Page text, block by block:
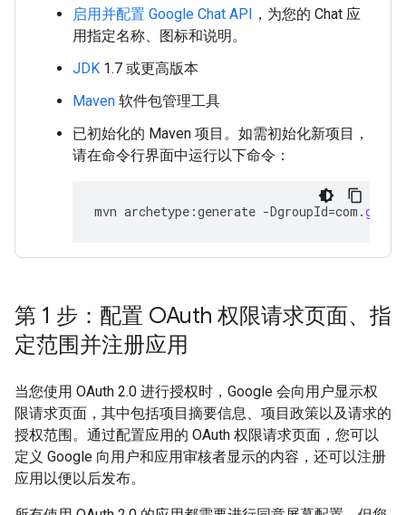
启用并配置 Google Chat API ，为您的 Chat 应
用指定名称、图标和说明。
JDK 1.7 或更高版本
Maven 软件包管理工具
已初始化的 Maven 项目。如需初始化新项目，
请在命令行界面中运行以下命令：
mvn archetype :generate -DgroupId=com .
第 1 步：配置 OAuth 权限请求页面、指
定范围并注册应用
当您使用 OAuth 2.0 进行授权时，Google 会向用户显示权
限请求页面，其中包括项目摘要信息、项目政策以及请求的
授权范围。通过配置应用的 OAuth 权限请求页面，您可以
定义 Google 向用户和应用审核者显示的内容，还可以注册
应用以便以后发布。